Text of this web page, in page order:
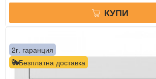
КУПИ
Безплатна доставка
2г. гаранция